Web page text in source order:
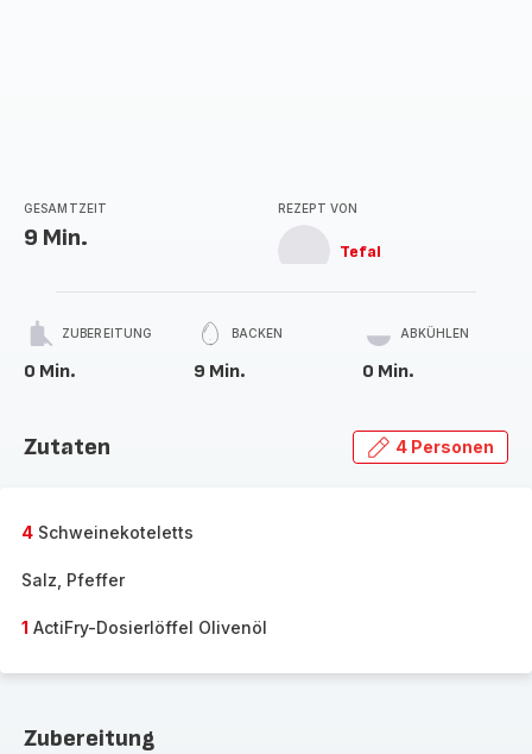
GESAMTZEIT
9 Min.
REZEPT VON
Tefal
ZUBEREITUNG
0 Min.
BACKEN
9 Min.
ABKÜHLEN
0 Min.
Zutaten 4 Personen
4 Schweinekoteletts
Salz, Pfeffer
1 ActiFry-Dosierlöffel Olivenöl
Zubereitung